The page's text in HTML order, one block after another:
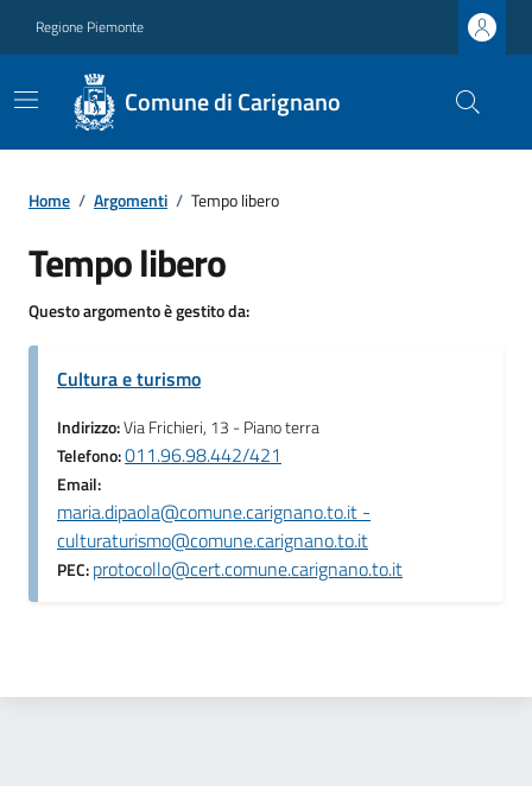
Regione Piemonte
Comune di Carignano
Home / Argomenti / Tempo libero
Tempo libero
Questo argomento è gestito da:
Cultura e turismo
Indirizzo:Via Frichieri, 13 - Piano terra
Telefono:011.96.98.442/421
Email:
maria.dipaola@comune.carignano.to.it -
culturaturismo@comune.carignano.to.it
PEC:protocollo@cert.comune.carignano.to.it